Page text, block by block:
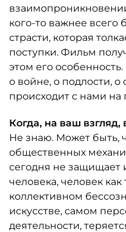
кого-то важнее всего
страсти, которая
поступки. Фильм
этом его
о войне, о подлости, о
происходит с нами на
Когда, на ваш взгляд,
Не знаю. Может быть,
общественных
сегодня не защищает
человека, человек как
коллективном
искусстве, самом
деятельности,